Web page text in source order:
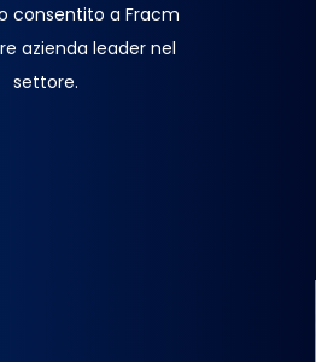
consentito a Fracm
azienda leader nel
settore.